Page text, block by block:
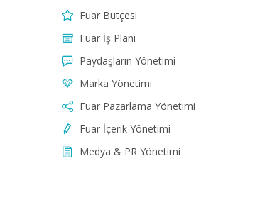
Fuar Bütçesi
Fuar İş Planı
Paydaşların Yönetimi
Marka Yönetimi
Fuar Pazarlama Yönetimi
Fuar İçerik Yönetimi
Medya & PR Yönetimi